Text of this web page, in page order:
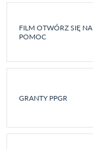
FILM OTWÓRZ SIĘ NA
POMOC
GRANTY PPGR